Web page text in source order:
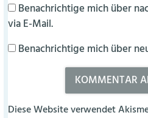
Benachrichtige mich über
via E-Mail.
Benachrichtige mich über
Diese Website verwendet